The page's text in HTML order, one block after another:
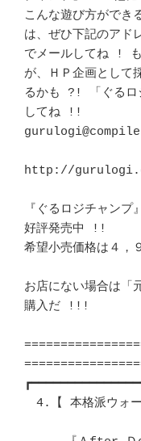
こんな遊び方がで
は、ぜひ下記のアド
でメールしてね ! も
が、ＨＰ企画として
るかも ?! 「ぐるロ
してね !!
http://
『ぐるロジチャン
好評発売中 !!
希望小売価格は４，
お店にない場合は「
購入だ !!!
4.【 本格派ウォ